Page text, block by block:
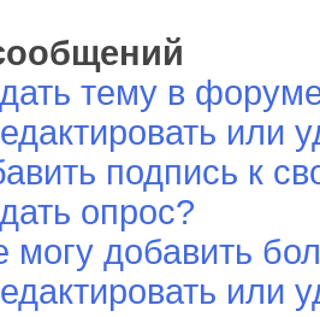
тему в
или
подпись к
опрос?
могу добавить
или